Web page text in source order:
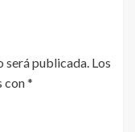
publicada. Los
con*